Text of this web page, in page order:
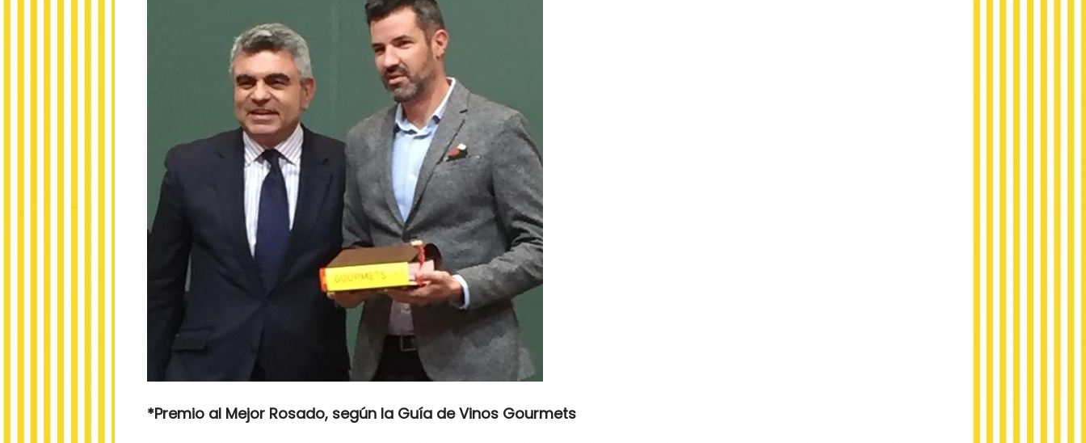
*Premio al Mejor Rosado, según la Guía de Vinos Gourmets